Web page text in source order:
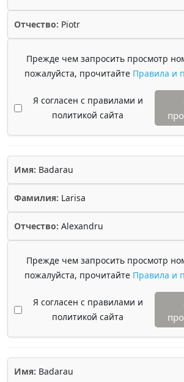
Отчество: Piotr
Прежде чем запросить просмотр
пожалуйста, прочитайте Правила и
Я согласен с правилами и
политикой сайта
Имя: Badarau
Фамилия: Larisa
Отчество: Alexandru
Прежде чем запросить просмотр
пожалуйста, прочитайте Правила и
Я согласен с правилами и
политикой сайта
Имя: Badarau